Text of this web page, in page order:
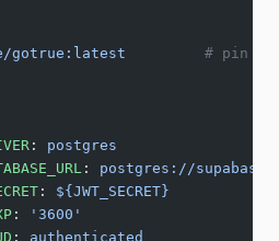
gotrue:latest
# pin
: postgres
: postgres://
: ${JWT_SECRET}
:
'3600'
: authenticated